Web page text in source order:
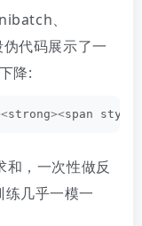
、
代码展示了一
降:
strong><span style=
，一次性做反
几乎一模一